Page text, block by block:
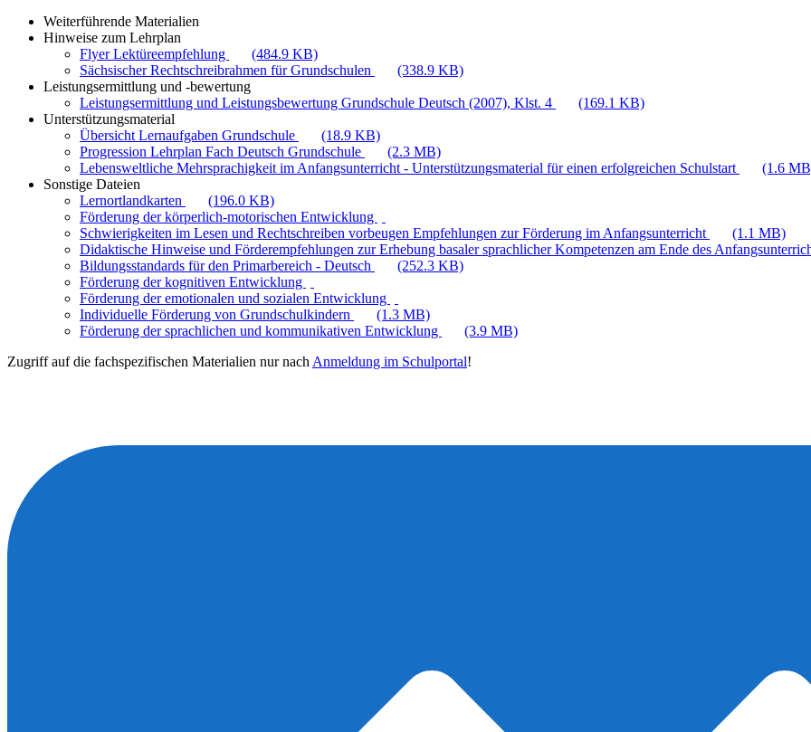
Weiterführende Materialien
Hinweise zum Lehrplan
Flyer Lektüreempfehlung
(484.9 KB)
Sächsischer Rechtschreibrahmen für Grundschulen
(338.9 KB)
Leistungsermittlung und -bewertung
Leistungsermittlung und Leistungsbewertung Grundschule Deutsch (2007), Klst. 4
(169.1 KB)
Unterstützungsmaterial
Übersicht Lernaufgaben Grundschule
(18.9 KB)
Progression Lehrplan Fach Deutsch Grundschule
(2.3 MB)
Lebensweltliche Mehrsprachigkeit im Anfangsunterricht - Unterstützungsmaterial für einen erfolgreichen Schulstart
(1.6
Sonstige Dateien
Lernortlandkarten
(196.0 KB)
Förderung der körperlich-motorischen Entwicklung
Schwierigkeiten im Lesen und Rechtschreiben vorbeugen Empfehlungen zur Förderung im Anfangsunterricht
(1.1 MB)
Didaktische Hinweise und Förderempfehlungen zur Erhebung basaler sprachlicher Kompetenzen am Ende des
Bildungsstandards für den Primarbereich - Deutsch
(252.3 KB)
Förderung der kognitiven Entwicklung
Förderung der emotionalen und sozialen Entwicklung
Individuelle Förderung von Grundschulkindern
(1.3 MB)
Förderung der sprachlichen und kommunikativen Entwicklung
(3.9 MB)
Zugriff auf die fachspezifischen Materialien nur nach Anmeldung im Schulportal!